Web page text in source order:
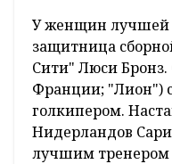
У женщин лучшей
защитница
Сити" Люси Бронз.
Франции; "Лион")
голкипером.
Нидерландов
лучшим тренером